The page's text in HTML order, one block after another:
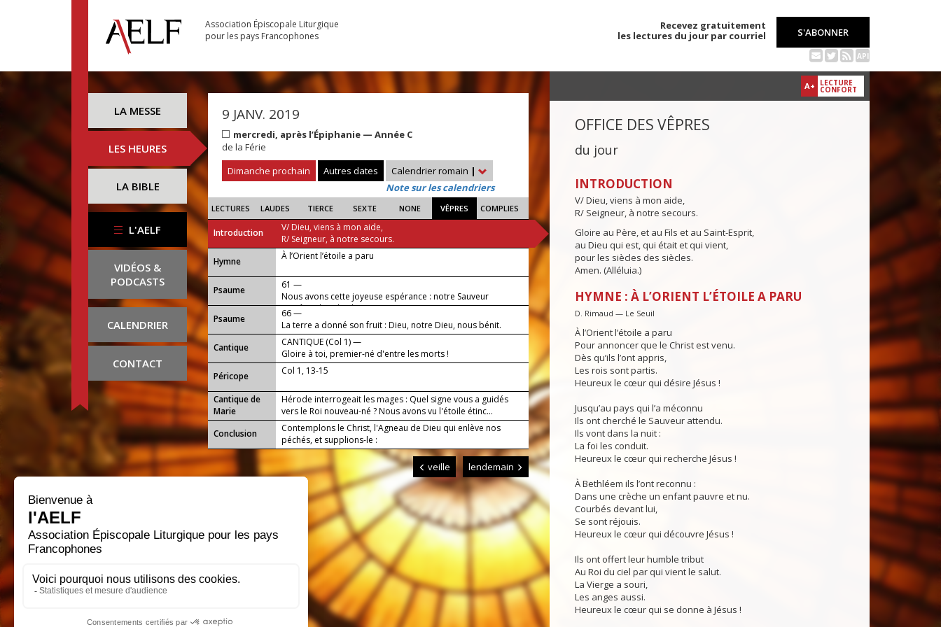
Association Épiscopale Liturgique
pour les pays Francophones
Recevez gratuitement
les lectures du jour par courriel
S'ABONNER
API
LA MESSE
LES HEURES
LA BIBLE
L'AELF
VIDÉOS &
PODCASTS
CALENDRIER
CONTACT
9 JANV. 2019
mercredi, après l’Épiphanie — Année C
de la Férie
Dimanche prochain
Autres dates Calendrier romain |
Note sur les calendriers
LECTURES LAUDES TIERCE SEXTE NONE VÊPRES COMPLIES
Introduction
V/ Dieu, viens à mon aide,
R/ Seigneur, à notre secours.
...
Hymne À l’Orient l’étoile a paru
Psaume
61 —
Nous avons cette joyeuse espérance : notre Sauveur
paraîtra dans la gloire.
Psaume
66 —
La terre a donné son fruit : Dieu, notre Dieu, nous bénit.
Cantique
CANTIQUE (Col 1) —
Gloire à toi, premier-né d'entre les morts !
Péricope
Col 1, 13-15
Cantique de
Marie
Hérode interrogeait les mages : Quel signe vous a guidés
vers le Roi nouveau-né ? Nous avons vu l'étoile étinc...
Conclusion
Contemplons le Christ, l'Agneau de Dieu qui enlève nos
péchés, et supplions-le :
veille lendemain
A+ LECTURE
CONFORT
OFFICE DES VÊPRES
du jour
INTRODUCTION
V/ Dieu, viens à mon aide,
R/ Seigneur, à notre secours.
Gloire au Père, et au Fils et au Saint-Esprit,
au Dieu qui est, qui était et qui vient,
pour les siècles des siècles.
Amen. (Alléluia.)
HYMNE : À L’ORIENT L’ÉTOILE A PARU
D. Rimaud — Le Seuil
À l’Orient l’étoile a paru
Pour annoncer que le Christ est venu.
Dès qu’ils l’ont appris,
Les rois sont partis.
Heureux le cœur qui désire Jésus !
Jusqu’au pays qui l’a méconnu
Ils ont cherché le Sauveur attendu.
Ils vont dans la nuit :
La foi les conduit.
Heureux le cœur qui recherche Jésus !
À Bethléem ils l’ont reconnu :
Dans une crèche un enfant pauvre et nu.
Courbés devant lui,
Se sont réjouis.
Heureux le cœur qui découvre Jésus !
Ils ont offert leur humble tribut
Au Roi du ciel par qui vient le salut.
La Vierge a souri,
Les anges aussi.
Heureux le cœur qui se donne à Jésus !